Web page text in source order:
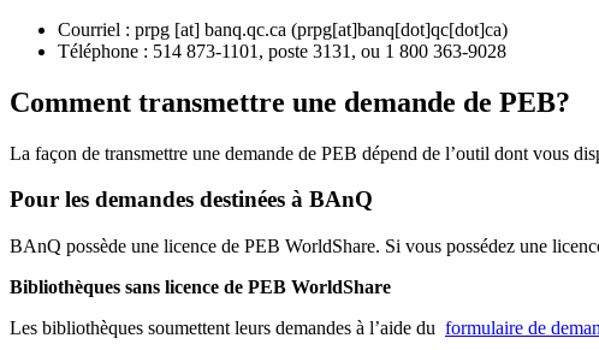
Courriel : prpg [at] banq.qc.ca (prpg[at]banq[dot]qc[dot]ca)
Téléphone : 514 873-1101, poste 3131, ou 1 800 363-9028
Comment transmettre une demande de PEB?
La façon de transmettre une demande de PEB dépend de l’outil dont vous
Pour les demandes destinées à BAnQ
BAnQ possède une licence de PEB WorldShare. Si vous possédez une
Bibliothèques sans licence de PEB WorldShare
Les bibliothèques soumettent leurs demandes à l’aide du formulaire de